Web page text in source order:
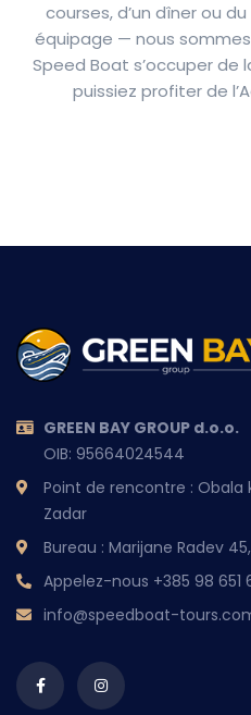
courses, d’un dîner ou
équipage — nous
Speed Boat s’occuper de
puissiez profiter de
GREEN BAY GROUP d.o.o.
OIB: 95664024544
Point de rencontre : Obala
Zadar
Bureau : Marijane Radev
Appelez-nous +385 98 651
info@speedboat-